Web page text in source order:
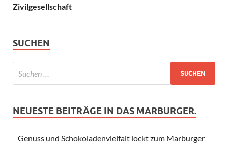
Zivilgesellschaft
SUCHEN
NEUESTE BEITRÄGE IN DAS MARBURGER.
Genuss und Schokoladenvielfalt lockt zum Marburger